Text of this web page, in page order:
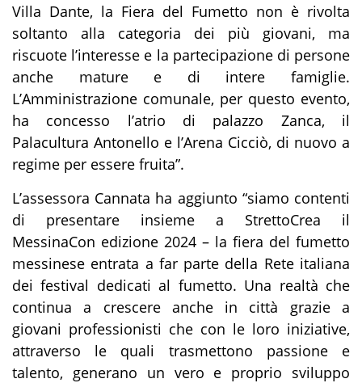
Villa Dante, la Fiera del Fumetto non è rivolta
soltanto alla categoria dei più giovani, ma
riscuote l’interesse e la partecipazione di persone
anche mature e di intere famiglie.
L’Amministrazione comunale, per questo evento,
ha concesso l’atrio di palazzo Zanca, il
Palacultura Antonello e l’Arena Cicciò, di nuovo a
regime per essere fruita”.
L’assessora Cannata ha aggiunto “siamo contenti
di presentare insieme a StrettoCrea il
MessinaCon edizione 2024 – la fiera del fumetto
messinese entrata a far parte della Rete italiana
dei festival dedicati al fumetto. Una realtà che
continua a crescere anche in città grazie a
giovani professionisti che con le loro iniziative,
attraverso le quali trasmettono passione e
talento, generano un vero e proprio sviluppo